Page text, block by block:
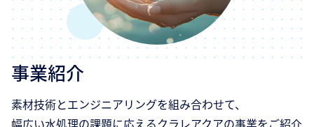
事業紹介
素材技術とエンジニアリングを組み合わせて、
幅広い水処理の課題に応えるクラレアクアの事業をご紹介